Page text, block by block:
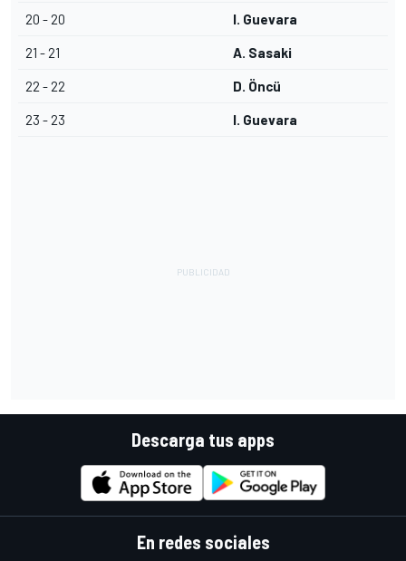
20 - 20 I. Guevara
21 - 21 A. Sasaki
22 - 22 D. Öncü
23 - 23 I. Guevara
Descarga tus apps
En redes sociales